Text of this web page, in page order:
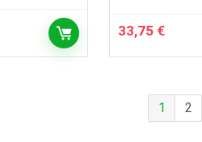
33,75 €
1 2